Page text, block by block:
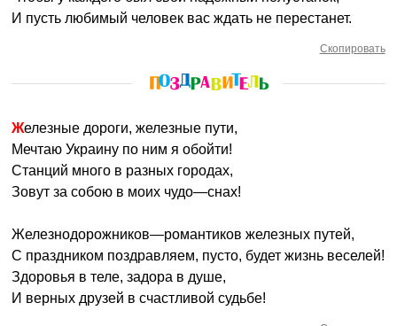
И пусть любимый человек вас ждать не перестанет.
Скопировать
Железные дороги, железные пути,
Мечтаю Украину по ним я обойти!
Станций много в разных городах,
Зовут за собою в моих чудо—снах!
Железнодорожников—романтиков железных путей,
С праздником поздравляем, пусто, будет жизнь веселей!
Здоровья в теле, задора в душе,
И верных друзей в счастливой судьбе!